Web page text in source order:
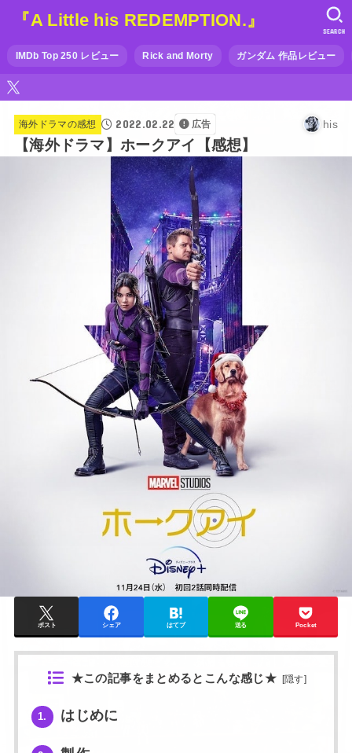
『A Little his REDEMPTION.』
IMDb Top 250 レビュー Rick and Morty ガンダム 作品レビュー
SEARCH
海外ドラマの感想 2022.02.22 広告 his
【海外ドラマ】ホークアイ【感想】
ポスト シェア はてブ 送る Pocket
★この記事をまとめるとこんな感じ★ [隠す]
1. はじめに